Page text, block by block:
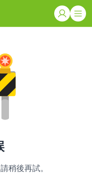
稍後再試。